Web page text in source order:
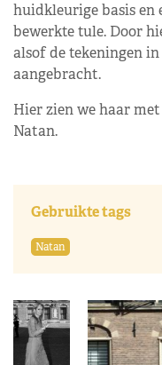
huidkleurige basis en
bewerkte tule. Door
alsof de tekeningen
aangebracht.
Hier zien we haar
Natan.
Gebruikte tags
Natan